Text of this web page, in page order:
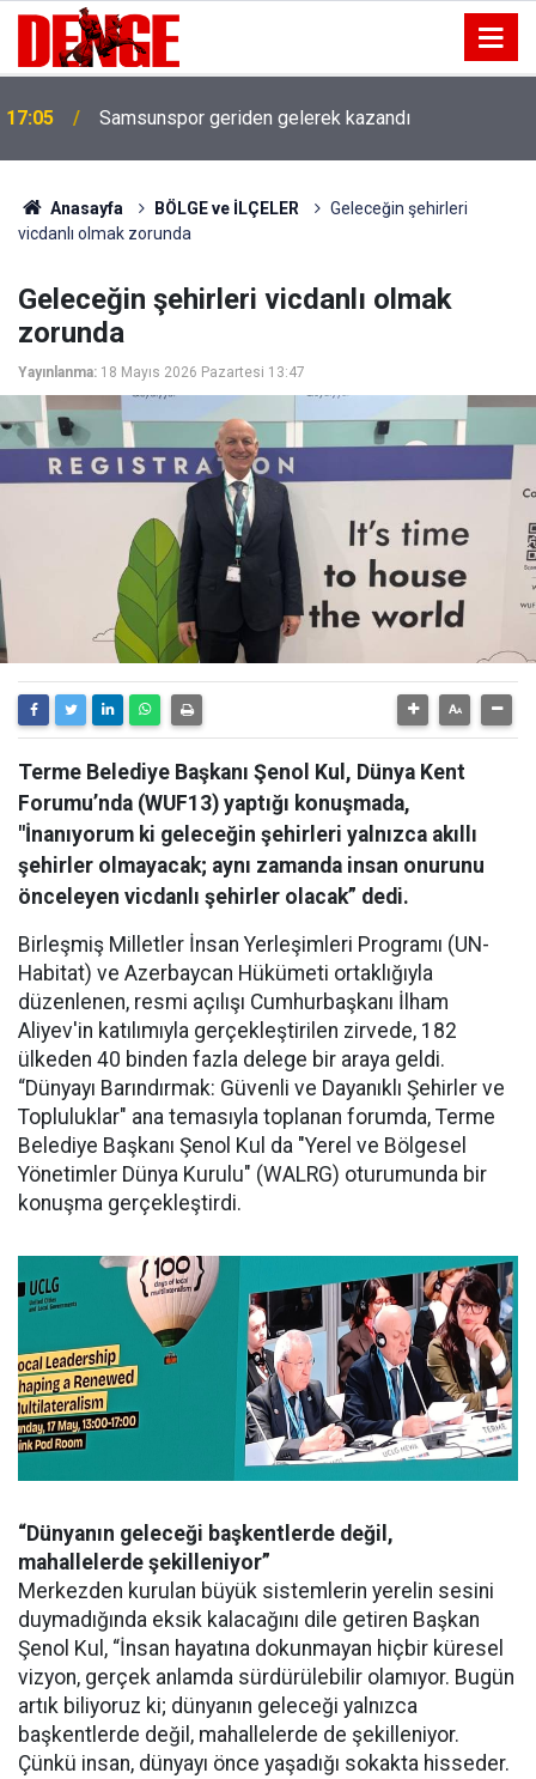
17:05 Samsunspor geriden gelerek kazandı
Anasayfa BÖLGE ve İLÇELER
Geleceğin şehirleri
vicdanlı olmak zorunda
Geleceğin şehirleri vicdanlı olmak
zorunda
Yayınlanma: 18 Mayıs 2026 Pazartesi 13:47
Terme Belediye Başkanı Şenol Kul, Dünya Kent
Forumu’nda (WUF13) yaptığı konuşmada,
"İnanıyorum ki geleceğin şehirleri yalnızca akıllı
şehirler olmayacak; aynı zamanda insan onurunu
önceleyen vicdanlı şehirler olacak” dedi.
Birleşmiş Milletler İnsan Yerleşimleri Programı (UN-
Habitat) ve Azerbaycan Hükümeti ortaklığıyla
düzenlenen, resmi açılışı Cumhurbaşkanı İlham
Aliyev'in katılımıyla gerçekleştirilen zirvede, 182
ülkeden 40 binden fazla delege bir araya geldi.
“Dünyayı Barındırmak: Güvenli ve Dayanıklı Şehirler ve
Topluluklar" ana temasıyla toplanan forumda, Terme
Belediye Başkanı Şenol Kul da "Yerel ve Bölgesel
Yönetimler Dünya Kurulu" (WALRG) oturumunda bir
konuşma gerçekleştirdi.
“Dünyanın geleceği başkentlerde değil,
mahallelerde şekilleniyor”
Merkezden kurulan büyük sistemlerin yerelin sesini
duymadığında eksik kalacağını dile getiren Başkan
Şenol Kul, “İnsan hayatına dokunmayan hiçbir küresel
vizyon, gerçek anlamda sürdürülebilir olamıyor. Bugün
artık biliyoruz ki; dünyanın geleceği yalnızca
başkentlerde değil, mahallelerde de şekilleniyor.
Çünkü insan, dünyayı önce yaşadığı sokakta hisseder.